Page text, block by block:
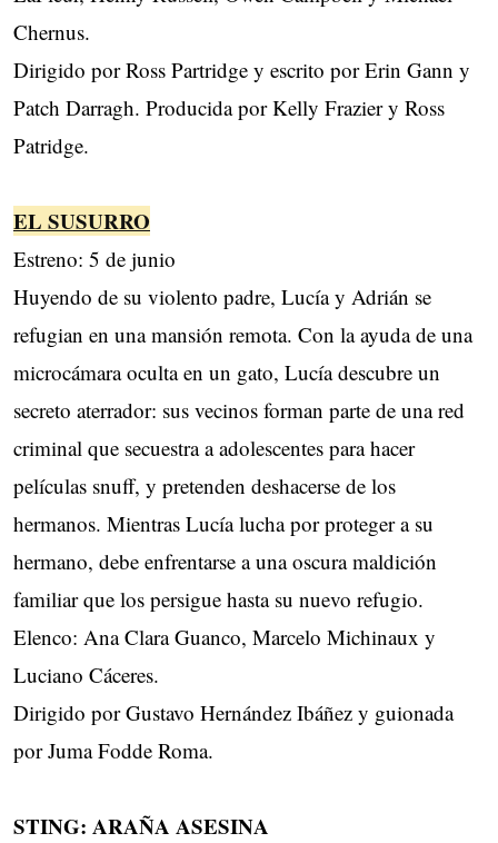
Chernus.
Dirigido por Ross Partridge y escrito por Erin Gann y
Patch Darragh. Producida por Kelly Frazier y Ross
Patridge.
EL SUSURRO
Estreno: 5 de junio
Huyendo de su violento padre, Lucía y Adrián se
refugian en una mansión remota. Con la ayuda de una
microcámara oculta en un gato, Lucía descubre un
secreto aterrador: sus vecinos forman parte de una red
criminal que secuestra a adolescentes para hacer
películas snuff, y pretenden deshacerse de los
hermanos. Mientras Lucía lucha por proteger a su
hermano, debe enfrentarse a una oscura maldición
familiar que los persigue hasta su nuevo refugio.
Elenco: Ana Clara Guanco, Marcelo Michinaux y
Luciano Cáceres.
Dirigido por Gustavo Hernández Ibáñez y guionada
por Juma Fodde Roma.
STING: ARAÑA ASESINA